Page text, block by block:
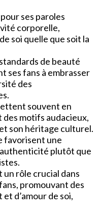
ses paroles
corporelle,
soi quelle que soit la
de beauté
ses fans à embrasser
des
souvent en
des motifs audacieux,
son héritage culturel.
favorisent une
plutôt que
un rôle crucial dans
promouvant des
d’amour de soi,